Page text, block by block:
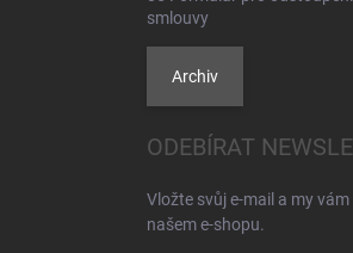
smlouvy
Archiv
ODEBÍRAT
Vložte svůj e-mail a my
našem e-shopu.